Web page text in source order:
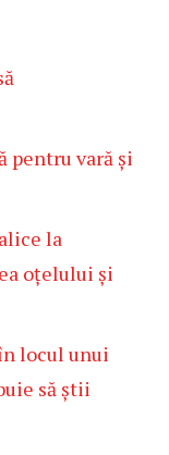
pentru vară și
la
oțelului și
locul unui
să știi